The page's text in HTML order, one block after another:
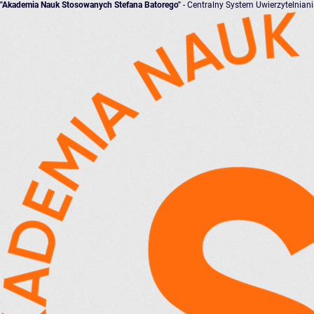
"Akademia Nauk Stosowanych Stefana Batorego" - Centralny System